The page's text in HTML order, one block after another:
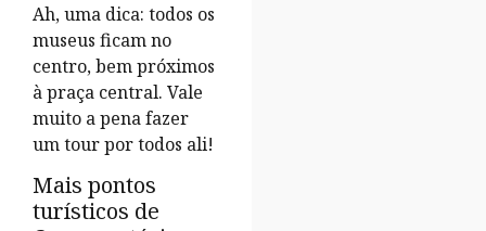
Ah, uma dica: todos os
museus ficam no
centro, bem próximos
à praça central. Vale
muito a pena fazer
um tour por todos ali!
Mais pontos
turísticos de